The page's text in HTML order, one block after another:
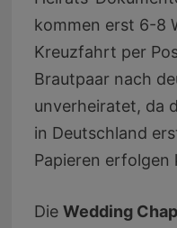
kommen erst 6-8
Kreuzfahrt per
Brautpaar nach
unverheiratet, da
in Deutschland
Papieren erfolgen
Die Wedding